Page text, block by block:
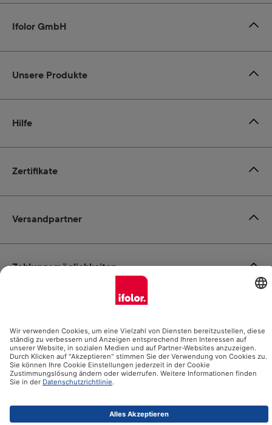
Zertifikate
Ifolor GmbH
Unsere Produkte
Hilfe
Zahlungsmöglichkeiten
Versandpartner
Datenschutz Impressum AGB
Alle Preise inkl. gesetzl. Mehrwertsteuer zzgl.
© 2026 Ifolor AG - Alle Rechte vorbehalten.